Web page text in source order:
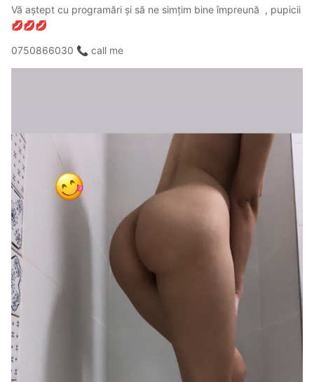
Vă aștept cu programări și să ne simțim bine împreună , pupicii
💋💋💋
0750866030 📞 call me